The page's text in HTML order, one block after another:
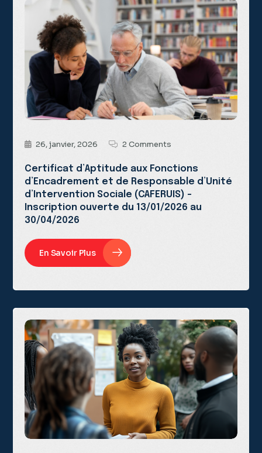
26, janvier, 2026 2 Comments
Certificat d’Aptitude aux Fonctions
d’Encadrement et de Responsable d’Unité
d’Intervention Sociale (CAFERUIS) –
Inscription ouverte du 13/01/2026 au
30/04/2026
En Savoir Plus